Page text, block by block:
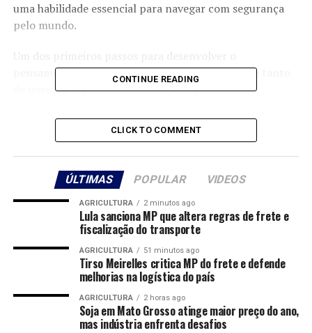
uma habilidade essencial para navegar com segurança
pelo mundo.
pensamento crítico é questionar a autenticidade tanto
de nossas próprias representações quanto das
somos verdadeiros em nossas interações online e offline,
ou estamos perpetuando uma persona fabricada para se
encaixar em determinados padrões sociais? Da mesma
forma, devemos questionar a veracidade das
informações que consumimos, especialmente nas redes
sociais, onde a disseminação de notícias falsas é
É alarmante perceber como a busca pela autenticidade
muitas vezes é substituída pela busca pela aceitação
social. Vemos pessoas dispostas a distorcer a verdade ou
a criar narrativas fabricadas simplesmente para serem
aceitas ou admiradas pelos outros. A obsessão por
CONTINUE READING
CLICK TO COMMENT
ÚLTIMAS POPULAR VIDEOS
AGRICULTURA 2 minutos ago
Lula sanciona MP que altera regras de frete e
fiscalização do transporte
AGRICULTURA 51 minutos ago
Tirso Meirelles critica MP do frete e defende
melhorias na logística do país
AGRICULTURA 2 horas ago
Soja em Mato Grosso atinge maior preço do ano,
mas indústria enfrenta desafios